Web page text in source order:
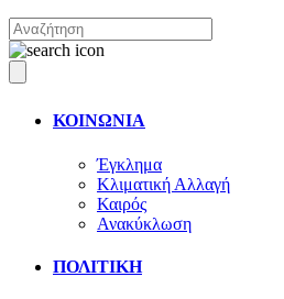
ΚΟΙΝΩΝΙΑ
Έγκλημα
Κλιματική Αλλαγή
Καιρός
Ανακύκλωση
ΠΟΛΙΤΙΚΗ